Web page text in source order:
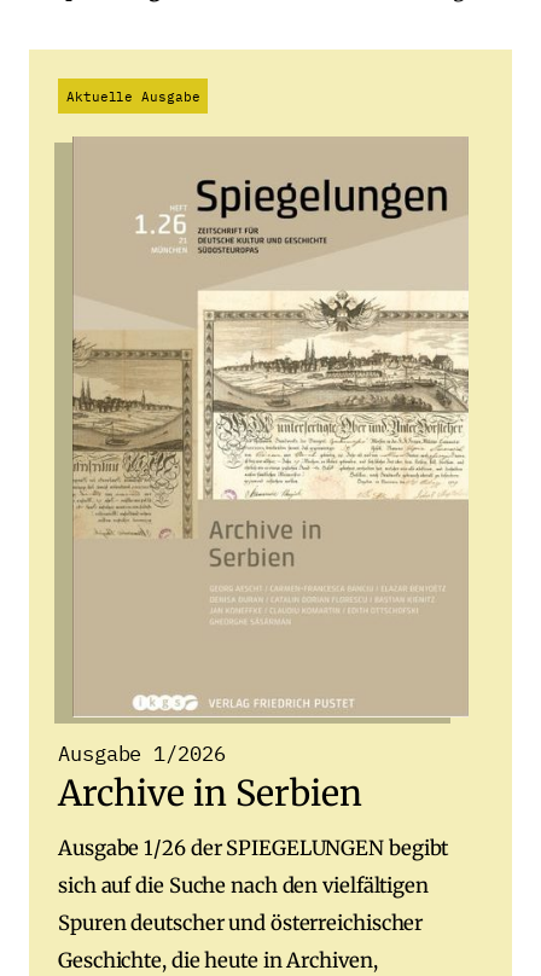
Aktuelle Ausgabe
Ausgabe 1/2026
Archive in Serbien
Ausgabe 1/26 der SPIEGELUNGEN begibt
sich auf die Suche nach den vielfältigen
Spuren deutscher und österreichischer
Geschichte, die heute in Archiven,